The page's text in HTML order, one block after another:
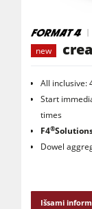
Briaunų
Juostinės
Sendinimo
Juostinės
Plokštės
new
All inclusive:
Start
times
F4®
Dowel
Išsami